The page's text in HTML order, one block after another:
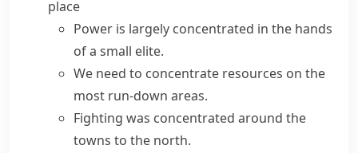
place
Power is largely concentrated in the hands
of a small elite.
We need to concentrate resources on the
most run-down areas.
Fighting was concentrated around the
towns to the north.